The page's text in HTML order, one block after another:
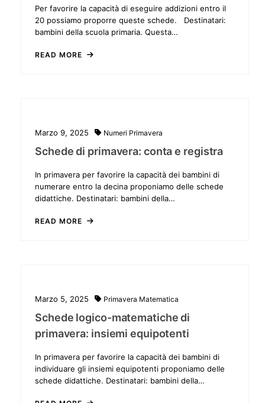
Per favorire la capacità di eseguire addizioni entro il
20 possiamo proporre queste schede. Destinatari:
bambini della scuola primaria. Questa…
READ MORE
Marzo 9, 2025 Numeri Primavera
Schede di primavera: conta e registra
In primavera per favorire la capacità dei bambini di
numerare entro la decina proponiamo delle schede
didattiche. Destinatari: bambini della…
READ MORE
Marzo 5, 2025 Primavera Matematica
Schede logico-matematiche di
primavera: insiemi equipotenti
In primavera per favorire la capacità dei bambini di
individuare gli insiemi equipotenti proponiamo delle
schede didattiche. Destinatari: bambini della…